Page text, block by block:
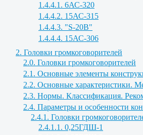
1.4.4.1. 6АС-320
1.4.4.2. 15АС-315
1.4.4.3. "S-20B"
1.4.4.4. 15АС-306
2. Головки громкоговорителей
2.0. Головки громкоговорителей
2.1. Основные элементы
2.2. Основные характеристики.
2.3. Нормы. Классификация.
2.4. Параметры и особенности
2.4.1. Головки
2.4.1.1. 0,25ГДШ-1